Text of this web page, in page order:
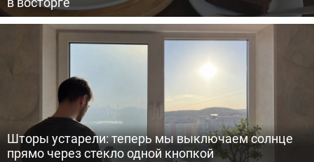
Шторы устарели: теперь мы выключаем солнце
прямо через стекло одной кнопкой